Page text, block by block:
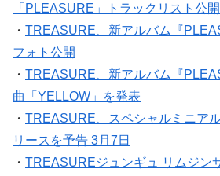
「PLEASURE」トラックリスト公開
・ TREASURE、新アルバム『
フォト公開
・ TREASURE、新アルバム『
曲「YELLOW」を発表
・ TREASURE、スペシャルミニア
リースを予告 3月7日
・ TREASUREジュンギュ リムジン